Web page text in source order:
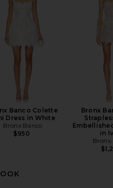
Banco Colette
Dress in White
Bronx Banco
$950
Bronx
in
Bronx